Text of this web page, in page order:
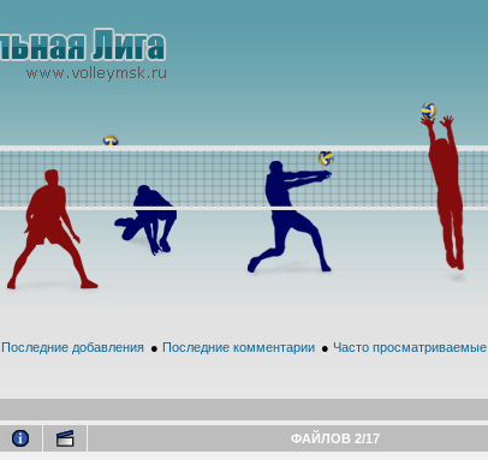
Последние добавления ● Последние комментарии ● Часто просматриваемые
ФАЙЛОВ 2/17